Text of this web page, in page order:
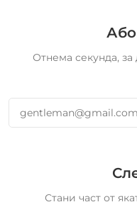
Отнема секунда,
Стани част от